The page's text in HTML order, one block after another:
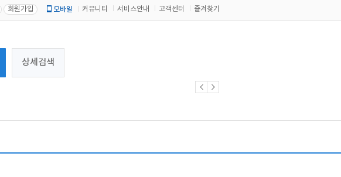
회원가입 모바일 커뮤니티 서비스안내 고객센터 즐겨찾기
상세검색